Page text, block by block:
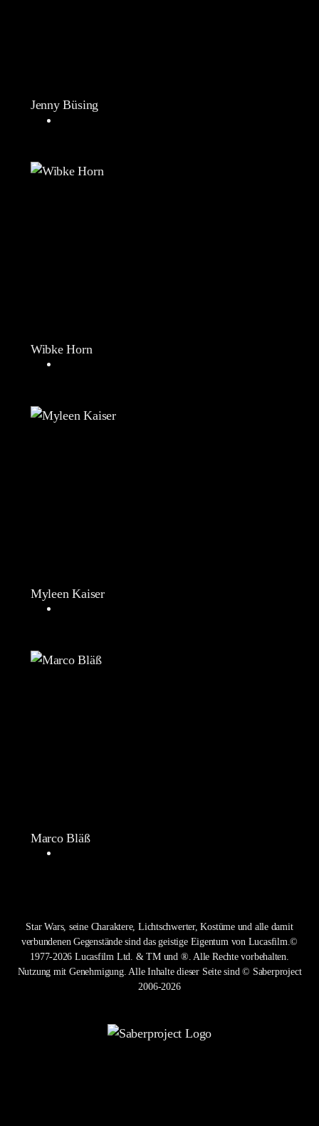
Jenny Büsing
Wibke Horn
Myleen Kaiser
Marco Bläß
Star Wars, seine Charaktere, Lichtschwerter, Kostüme und alle damit
verbundenen Gegenstände sind das geistige Eigentum von Lucasfilm.©
1977-2026 Lucasfilm Ltd. & TM und ®. Alle Rechte vorbehalten.
Nutzung mit Genehmigung. Alle Inhalte dieser Seite sind © Saberproject
2006-2026